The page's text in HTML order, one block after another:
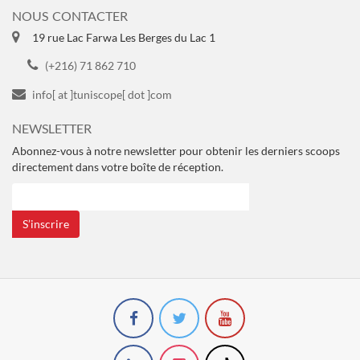
NOUS CONTACTER
19 rue Lac Farwa Les Berges du Lac 1
(+216) 71 862 710
info[ at ]tuniscope[ dot ]com
NEWSLETTER
Abonnez-vous à notre newsletter pour obtenir les derniers scoops
directement dans votre boîte de réception.
S’inscrire